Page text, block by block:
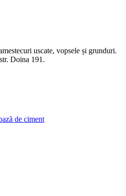
uscate, vopsele și grunduri.
Doina 191.
de ciment